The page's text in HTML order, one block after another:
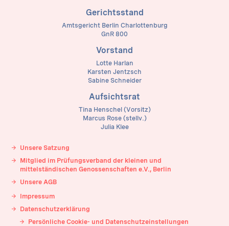
Gerichtsstand
Amtsgericht Berlin Charlottenburg
GnR 800
Vorstand
Lotte Harlan
Karsten Jentzsch
Sabine Schneider
Aufsichtsrat
Tina Henschel (Vorsitz)
Marcus Rose (stellv.)
Julia Klee
Unsere Satzung
Mitglied im Prüfungsverband der kleinen und
mittelständischen Genossenschaften e.V., Berlin
Unsere AGB
Impressum
Datenschutzerklärung
Persönliche Cookie- und Datenschutzeinstellungen